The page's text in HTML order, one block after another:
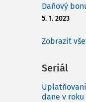
Daňový
5. 1. 2023
Zobraziť
Seriál
dane v roku